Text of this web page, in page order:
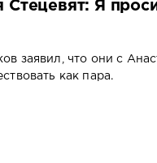
Стецевят: Я
заявил, что они с
как пара.